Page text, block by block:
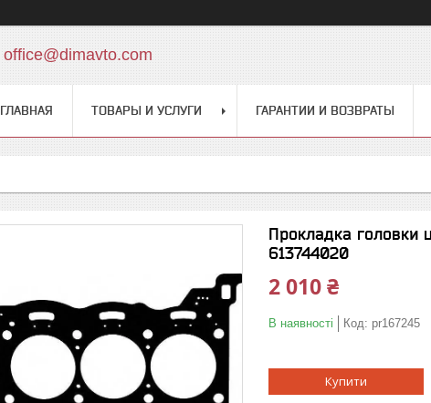
office@dimavto.com
ГЛАВНАЯ ТОВАРЫ И УСЛУГИ ГАРАНТИИ И ВОЗВРАТЫ
Прокладка головки
613744020
2 010 ₴
В наявності Код: pr167245
Купити